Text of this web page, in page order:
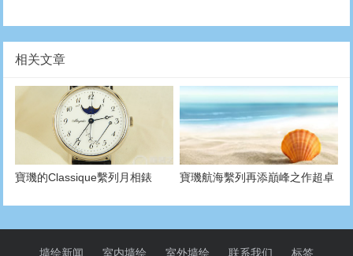
相关文章
寶璣的Classique繫列月相錶
寶璣航海繫列再添巔峰之作超卓
墙绘新闻 室内墙绘 室外墙绘 联系我们 标签